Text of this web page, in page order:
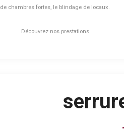
de chambres fortes, le blindage de locaux.
Découvrez nos prestations